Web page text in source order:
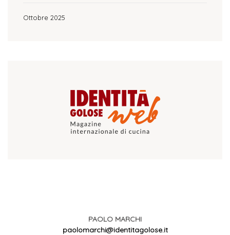
Ottobre 2025
PAOLO MARCHI
paolomarchi@identitagolose.it